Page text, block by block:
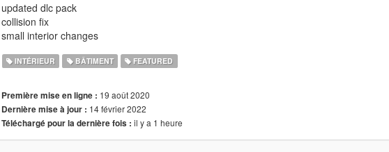
updated dlc pack
collision fix
small interior changes
INTÉRIEUR BÂTIMENT FEATURED
Première mise en ligne : 19 août 2020
Dernière mise à jour : 14 février 2022
Téléchargé pour la dernière fois : il y a 1 heure